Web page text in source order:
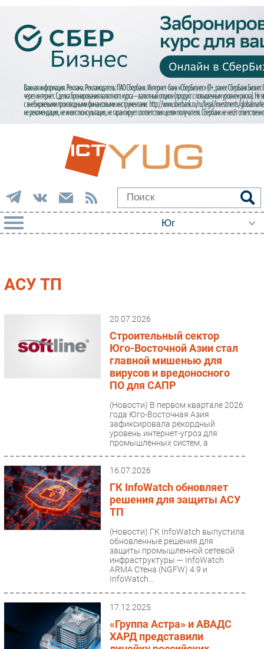
Импорто­замещение
Фиксированная связь
Кадры
Регулирование
Финансы
Web
Гаджеты
РАЗДЕЛЫ
АСУ ТП
20.07.2026
Строительный сектор
Юго-Восточной Азии стал
главной мишенью для
вирусов и вредоносного
ПО для САПР
(Новости) В первом квартале 2026
года Юго-Восточная Азия
зафиксировала рекордный
уровень интернет-угроз для
промышленных систем, а
16.07.2026
ГК InfoWatch обновляет
решения для защиты АСУ
ТП
(Новости) ГК InfoWatch выпустила
обновленные решения для
защиты промышленной сетевой
инфраструктуры — InfoWatch
ARMA Стена (NGFW) 4.9 и
InfoWatch...
17.12.2025
«Группа Астра» и АВАДС
ХАРД представили